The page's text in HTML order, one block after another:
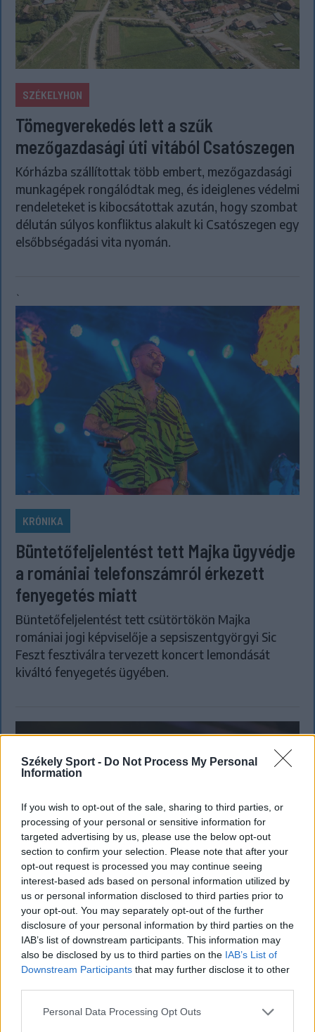
Székely Sport - Do Not Process My Personal
Information
If you wish to opt-out of the sale, sharing to third parties, or
processing of your personal or sensitive information for
targeted advertising by us, please use the below opt-out
section to confirm your selection. Please note that after your
opt-out request is processed you may continue seeing
interest-based ads based on personal information utilized by
us or personal information disclosed to third parties prior to
your opt-out. You may separately opt-out of the further
disclosure of your personal information by third parties on the
IAB’s list of downstream participants. This information may
also be disclosed by us to third parties on the IAB’s List of
Downstream Participants that may further disclose it to other
Personal Data Processing Opt Outs
SZÉKELYHON
Tömegverekedés lett a szűk
mezőgazdasági úti vitából Csatószegen
Kórházba szállítottak több embert, mezőgazdasági
munkagépek rongálódtak meg, és ideiglenes védelmi
rendeleteket is kibocsátottak azután, hogy szombat
délután súlyos konfliktus alakult ki Csatószegen egy
elsőbbségadási vita nyomán.
`
KRÓNIKA
Büntetőfeljelentést tett Majka ügyvédje
a romániai telefonszámról érkezett
fenyegetés miatt
Büntetőfeljelentést tett csütörtökön Majka
romániai jogi képviselője a sepsiszentgyörgyi Sic
Feszt fesztiválra tervezett koncert lemondását
kiváltó fenyegetés ügyében.
KRÓNIKA
Majka életveszélyes fenyegetés miatt
lemondta erdélyi koncertjét
Majka életveszélyes fenyegetést kapott, és emiatt